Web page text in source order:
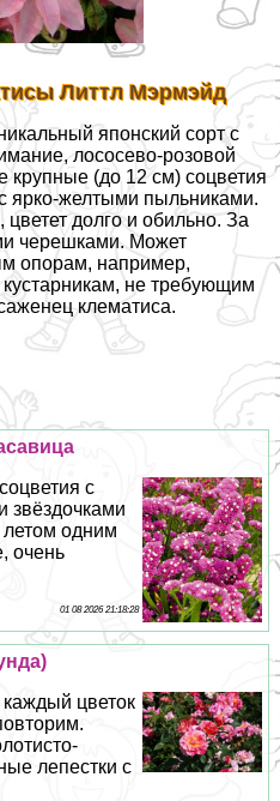
Литтл Мэрмэйд
японский сорт с
лососево-розовой
крупные (до 12 см) соцветия
ярко-желтыми пыльниками.
цветет долго и обильно. За
черешками. Может
опорам, например,
не требующим
клематиса.
с
звёздочками
одним
очень
01 08 2026 21:18:28
цветок
лепестки с